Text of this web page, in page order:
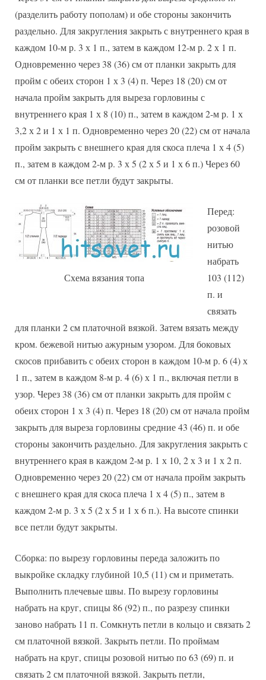
(разделить работу пополам) и обе стороны закончить
раздельно. Для закругления закрыть с внутреннего края в
каждом 10-м р. 3 х 1 п., затем в каждом 12-м р. 2 х 1 п.
Одновременно через 38 (36) см от планки закрыть для
пройм с обеих сторон 1 х 3 (4) п. Через 18 (20) см от
начала пройм закрыть для выреза горловины с
внутреннего края 1 х 8 (10) п., затем в каждом 2-м р. 1 х
3,2 х 2 и 1 х 1 п. Одновременно через 20 (22) см от начала
пройм закрыть с внешнего края для скоса плеча 1 х 4 (5)
п., затем в каждом 2-м р. 3 х 5 (2 х 5 и 1 х 6 п.) Через 60
см от планки все петли будут закрыты.
Схема вязания топа
Перед:
розовой
нитью
набрать
103 (112)
п. и
связать
для планки 2 см платочной вязкой. Затем вязать между
кром. бежевой нитью ажурным узором. Для боковых
скосов прибавить с обеих сторон в каждом 10-м р. 6 (4) х
1 п., затем в каждом 8-м р. 4 (6) х 1 п., включая петли в
узор. Через 38 (36) см от планки закрыть для пройм с
обеих сторон 1 х 3 (4) п. Через 18 (20) см от начала пройм
закрыть для выреза горловины средние 43 (46) п. и обе
стороны закончить раздельно. Для закругления закрыть с
внутреннего края в каждом 2-м р. 1 х 10, 2 х 3 и 1 х 2 п.
Одновременно через 20 (22) см от начала пройм закрыть
с внешнего края для скоса плеча 1 х 4 (5) п., затем в
каждом 2-м р. 3 х 5 (2 х 5 и 1 х 6 п.). На высоте спинки
все петли будут закрыты.
Сборка: по вырезу горловины переда заложить по
выкройке складку глубиной 10,5 (11) см и приметать.
Выполнить плечевые швы. По вырезу горловины
набрать на круг, спицы 86 (92) п., по разрезу спинки
заново набрать 11 п. Сомкнуть петли в кольцо и связать 2
см платочной вязкой. Закрыть петли. По проймам
набрать на круг, спицы розовой нитью по 63 (69) п. и
связать 2 см платочной вязкой. Закрыть петли,